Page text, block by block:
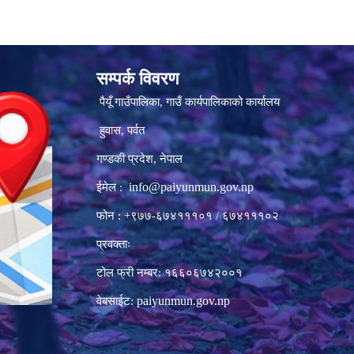
सम्पर्क विवरण
पैयूँ गाउँपालिका, गाउँ कार्यपालिकाको कार्यालय
हुवास, पर्वत
गण्डकी प्रदेश, नेपाल
ईमेल :info@paiyunmun.gov.np
फोन : +९७७-६७४१११०१ / ६७४१११०२
प्रवक्ताः
टोल फ्री नम्बर: १६६०६७४२००१
वेबसाईट: paiyunmun.gov.np